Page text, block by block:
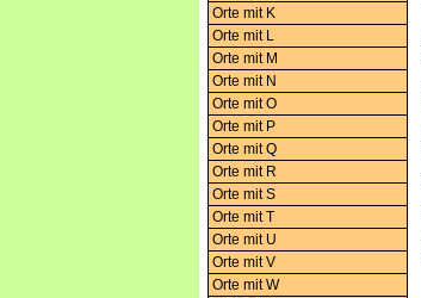
Orte mit K
Orte mit L
Orte mit M
Orte mit N
Orte mit O
Orte mit P
Orte mit Q
Orte mit R
Orte mit S
Orte mit T
Orte mit U
Orte mit V
Orte mit W